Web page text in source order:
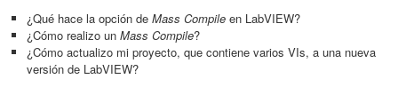
¿Qué hace la opción de Mass Compile en LabVIEW?
¿Cómo realizo un Mass Compile?
¿Cómo actualizo mi proyecto, que contiene varios VIs, a una nueva
versión de LabVIEW?